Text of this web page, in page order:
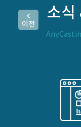
소식
이전